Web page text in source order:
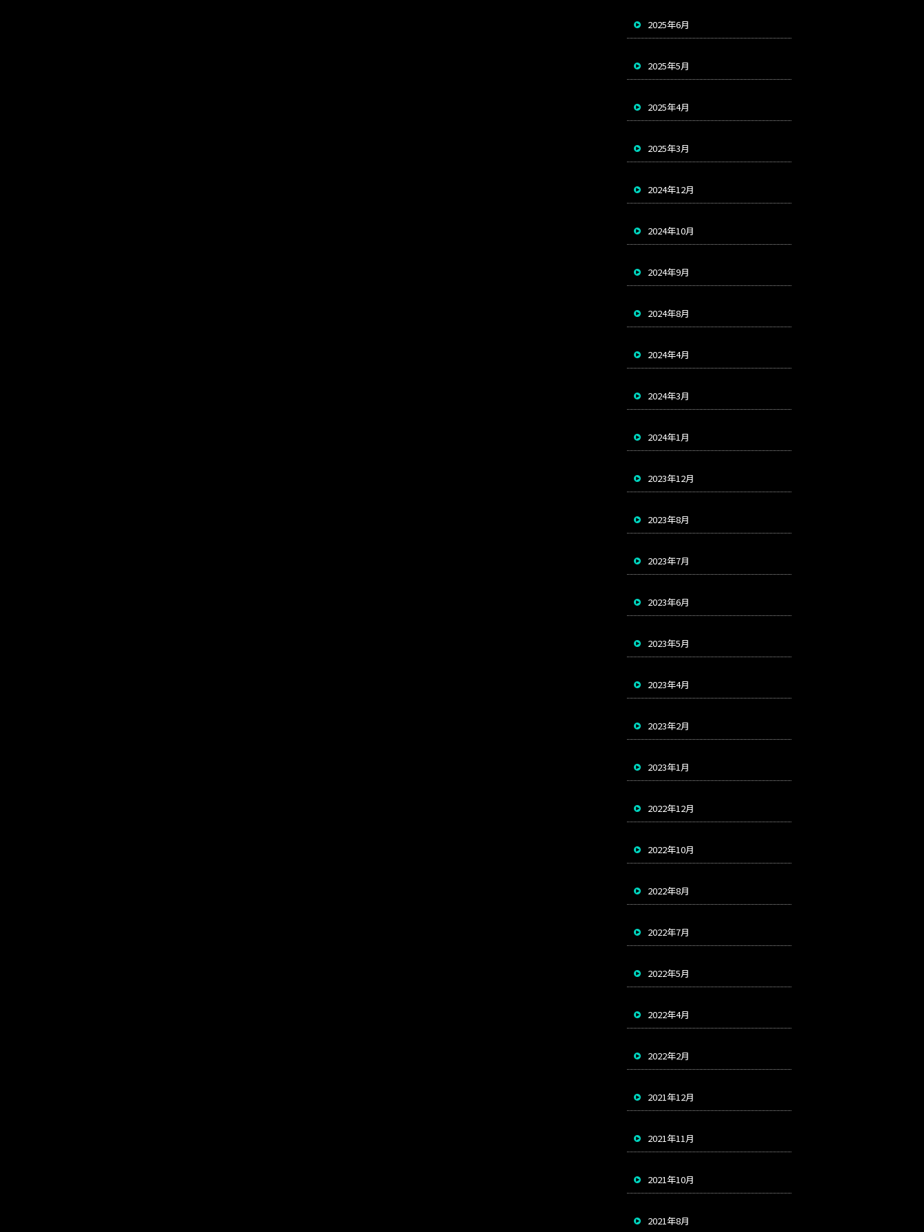
2025年6月
2025年5月
2025年4月
2025年3月
2024年12月
2024年10月
2024年9月
2024年8月
2024年4月
2024年3月
2024年1月
2023年12月
2023年8月
2023年7月
2023年6月
2023年5月
2023年4月
2023年2月
2023年1月
2022年12月
2022年10月
2022年8月
2022年7月
2022年5月
2022年4月
2022年2月
2021年12月
2021年11月
2021年10月
2021年8月